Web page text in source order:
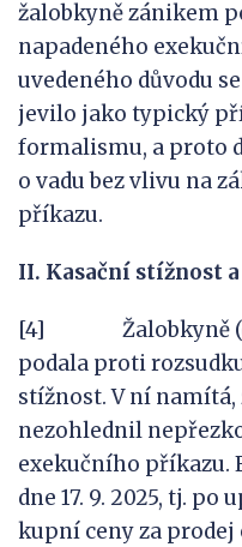
žalobkyně zánikem
napadeného
uvedeného důvodu
jevilo jako typický
formalismu, a proto
o vadu bez vlivu na
příkazu.
II. Kasační stížnost a
[4] Žalobkyně
podala proti
stížnost. V ní namítá,
nezohlednil
exekučního příkazu.
dne 17. 9. 2025, tj.
kupní ceny za prodej